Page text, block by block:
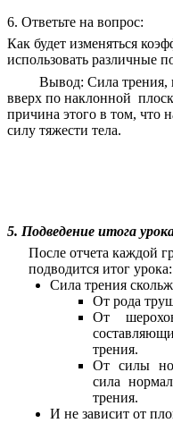
6. Ответьте на вопрос:
Как будет изменяться
использовать различные
Вывод: Сила трения,
вверх по наклонной
причина этого в том, что
силу тяжести тела.
5. Подведение итога
После отчета каждой
подводится итог урока:
Сила трения
От рода
От
трения.
От силы
сила
трения.
И не зависит от